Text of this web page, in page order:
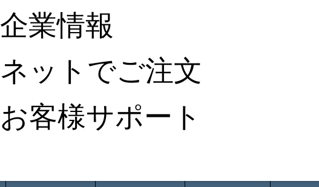
企業情報
ネットでご注文
お客様サポート